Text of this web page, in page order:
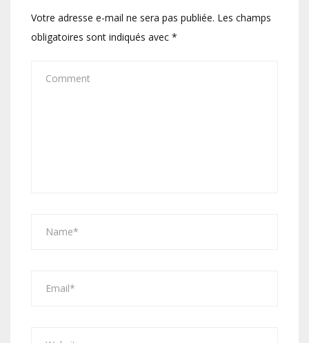
Votre adresse e-mail ne sera pas publiée. Les champs
obligatoires sont indiqués avec *